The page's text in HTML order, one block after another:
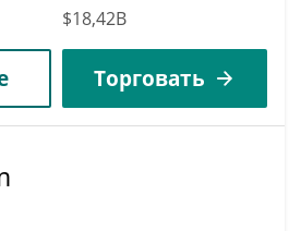
$18,42B
Торговать